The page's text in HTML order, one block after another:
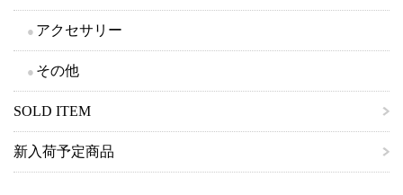
アクセサリー
その他
SOLD ITEM
新入荷予定商品